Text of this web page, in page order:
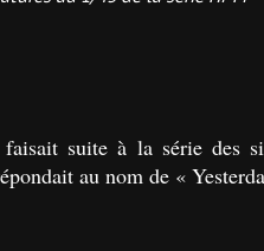
suite à la série des
au nom de «